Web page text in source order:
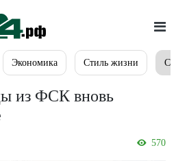
Экономика Стиль жизни
из ФСК вновь
570